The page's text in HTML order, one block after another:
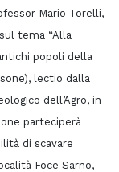
Mario Torelli,
tema “Alla
popoli della
lectio dalla
dell’Agro, in
parteciperà
di scavare
Foce Sarno,